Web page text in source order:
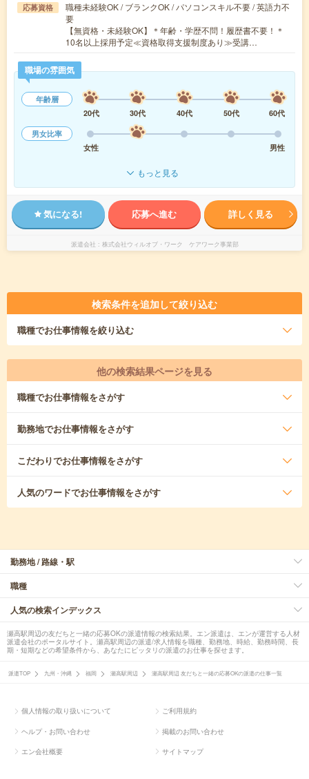
応募資格
職種未経験OK / ブランクOK / パソコンスキル不要 / 英語力不
要
【無資格・未経験OK】＊年齢・学歴不問！履歴書不要！＊
10名以上採用予定≪資格取得支援制度あり≫受講…
職場の雰囲気
年齢層
20代
30代 40代 50代
60代
男女比率
女性
男性
もっと見る
気になる! 応募へ進む 詳しく見る
派遣会社 株式会社ウィルオブ・ワーク ケアワーク事業部
検索条件を追加して絞り込む
職種でお仕事情報を絞り込む
他の検索結果ページを見る
職種でお仕事情報をさがす
勤務地でお仕事情報をさがす
こだわりでお仕事情報をさがす
人気のワードでお仕事情報をさがす
勤務地 / 路線・駅
職種
人気の検索インデックス
瀬高駅周辺の友だちと一緒の応募OKの派遣情報の検索結果。エン派遣は、エンが運営する人材
派遣会社のポータルサイト。瀬高駅周辺の派遣/求人情報を職種、勤務地、時給、勤務時間、長
期・短期などの希望条件から、あなたにピッタリの派遣のお仕事を探せます。
派遣TOP 九州・沖縄 福岡 瀬高駅周辺 瀬高駅周辺 友だちと一緒の応募OKの派遣の仕事一覧
個人情報の取り扱いについて ご利用規約
ヘルプ・お問い合わせ 掲載のお問い合わせ
エン会社概要 サイトマップ